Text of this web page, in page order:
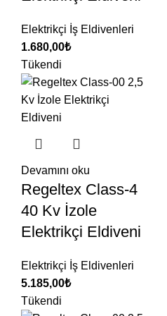
Elektrikçi İş Eldivenleri
1.680,00₺
Tükendi
Devamını oku
Regeltex Class-4
40 Kv İzole
Elektrikçi Eldiveni
Elektrikçi İş Eldivenleri
5.185,00₺
Tükendi